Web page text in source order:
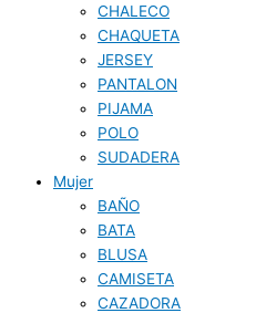
CHALECO
CHAQUETA
JERSEY
PANTALON
PIJAMA
POLO
SUDADERA
Mujer
BAÑO
BATA
BLUSA
CAMISETA
CAZADORA